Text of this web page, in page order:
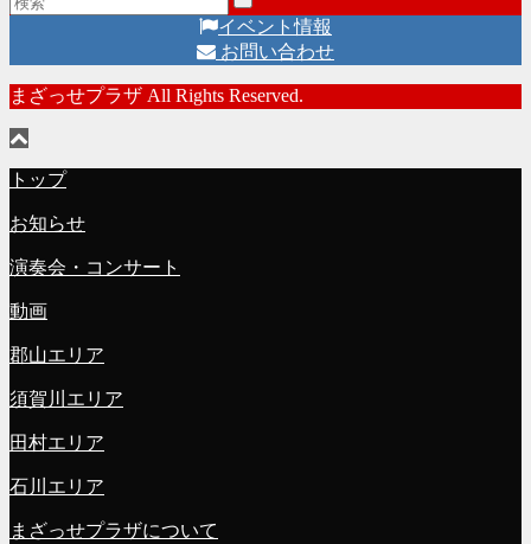
イベント情報
お問い合わせ
まざっせプラザ All Rights Reserved.
トップ
お知らせ
演奏会・コンサート
動画
郡山エリア
須賀川エリア
田村エリア
石川エリア
まざっせプラザについて